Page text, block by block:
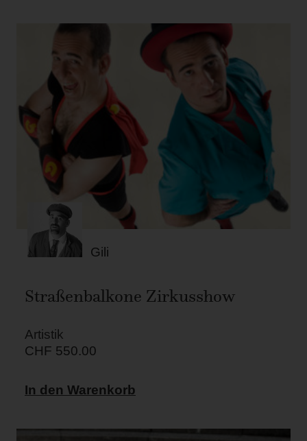
Gili
Straßenbalkone Zirkusshow
Artistik
CHF 550.00
In den Warenkorb